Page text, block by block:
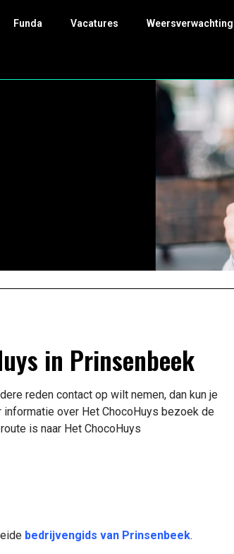
Funda Vacatures Weersverwachting
in Prinsenbeek
reden contact op wilt nemen, dan kun je
over Het ChocoHuys bezoek de
is naar Het ChocoHuys
bedrijvengids van Prinsenbeek.